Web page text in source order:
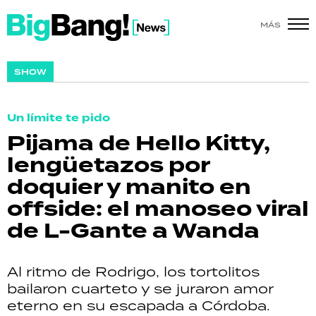
MÁS
SHOW
Un límite te pido
Pijama de Hello Kitty,
lengüetazos por
doquier y manito en
offside: el manoseo viral
de L-Gante a Wanda
Al ritmo de Rodrigo, los tortolitos
bailaron cuarteto y se juraron amor
eterno en su escapada a Córdoba.
SHOW
ACTUALIDAD
POLICIALES
ECONOMÍA
GRAN HERMANO
SALUD
DEPORTES